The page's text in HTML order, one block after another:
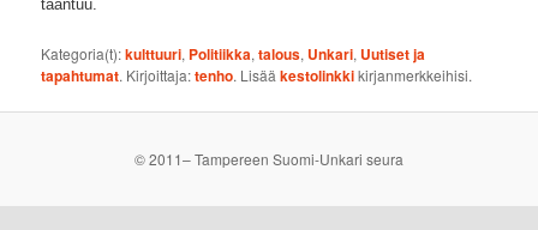
taantuu.
Kategoria(t):kulttuuri, Politiikka,talous, Unkari, Uutiset ja
tapahtumat. Kirjoittaja:tenho. Lisääkestolinkkikirjanmerkkeihisi.
© 2011– Tampereen Suomi-Unkari seura